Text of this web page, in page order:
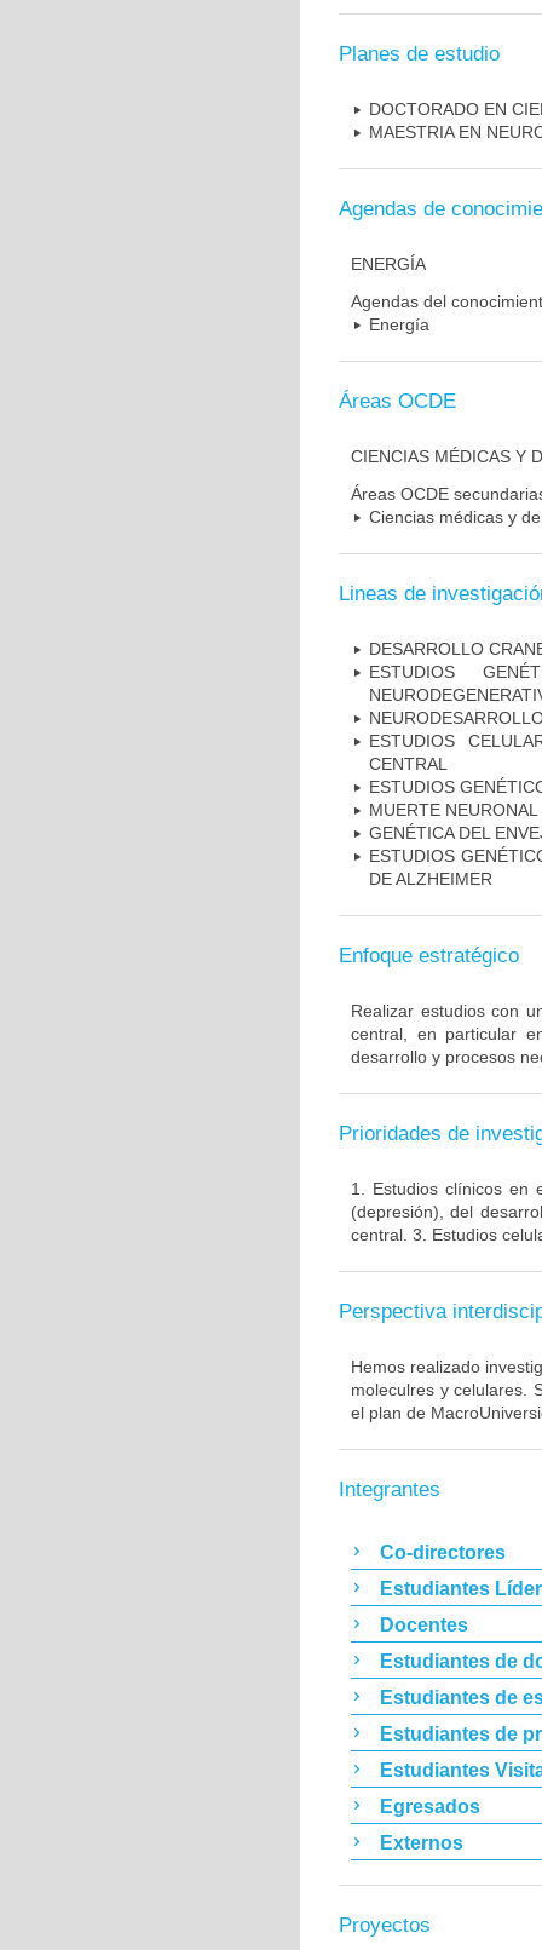
Planes de estudio
DOCTORADO EN
MAESTRIA EN
Agendas de
ENERGÍA
Agendas del
Energía
Áreas OCDE
CIENCIAS MÉDICAS Y
Áreas OCDE
Ciencias médicas y
Lineas de
DESARROLLO
ESTUDIOS
ESTUDIOS
CENTRAL
ESTUDIOS
MUERTE
GENÉTICA DEL
ESTUDIOS
DE ALZHEIMER
Enfoque estratégico
Realizar estudios con
central, en particular
desarrollo y procesos
Prioridades de
1. Estudios clínicos en
(depresión), del
central. 3. Estudios
Perspectiva
Hemos realizado
moleculres y celulares.
el plan de
Integrantes
Co-directores
Estudiantes
Docentes
Estudiantes de
Estudiantes de
Estudiantes de
Estudiantes
Egresados
Externos
Proyectos